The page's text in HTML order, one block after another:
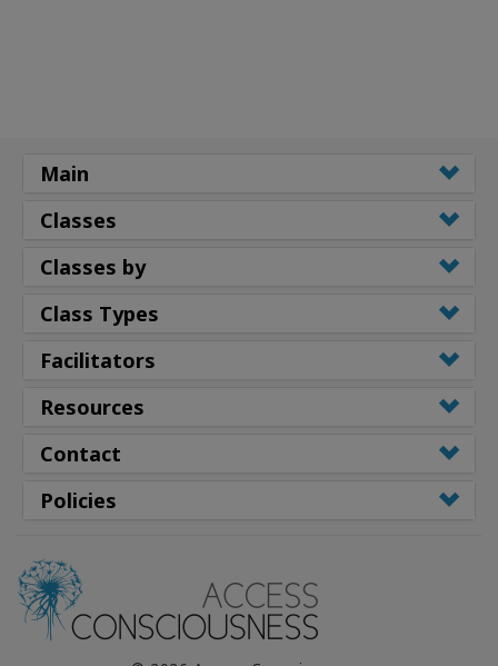
Main
Classes
Classes by
Class Types
Facilitators
Resources
Contact
Policies